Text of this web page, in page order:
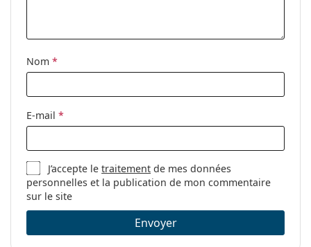
Nom *
E-mail *
J’accepte letraitement de mes données
personnelles et la publication de mon commentaire
sur le site
Envoyer